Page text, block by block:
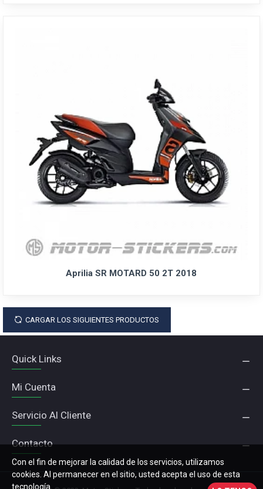
Aprilia SR MOTARD 50 2T 2018
CARGAR LOS SIGUIENTES PRODUCTOS
Quick Links
Mi Cuenta
Servicio Al Cliente
Contacto
Con el fin de mejorar la calidad de los servicios, utilizamos
cookies. Al permanecer en el sitio, usted acepta el uso de esta
tecnología.